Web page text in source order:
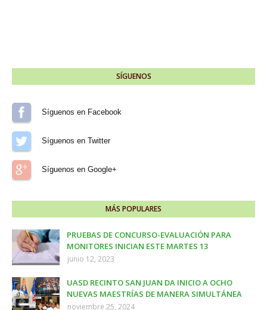
SÍGUENOS
Síguenos en Facebook
Síguenos en Twitter
Síguenos en Google+
MÁS POPULARES
PRUEBAS DE CONCURSO-EVALUACIÓN PARA
MONITORES INICIAN ESTE MARTES 13
junio 12, 2023
UASD RECINTO SAN JUAN DA INICIO A OCHO
NUEVAS MAESTRÍAS DE MANERA SIMULTÁNEA
noviembre 25, 2024